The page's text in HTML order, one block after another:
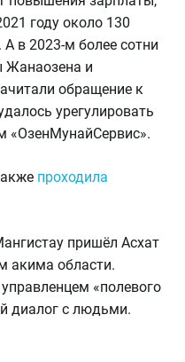
году около 130
в 2023-м более сотни
Жанаозена и
обращение к
урегулировать
«ОзенМунайСервис».
проходила
пришёл Асхат
акима области.
«полевого
диалог с людьми.